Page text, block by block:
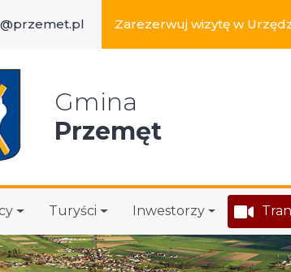
Zarezerwuj wizytę w
Gmina
Przemęt
Turyści Inwestorzy
Wyszukaj w serwisie